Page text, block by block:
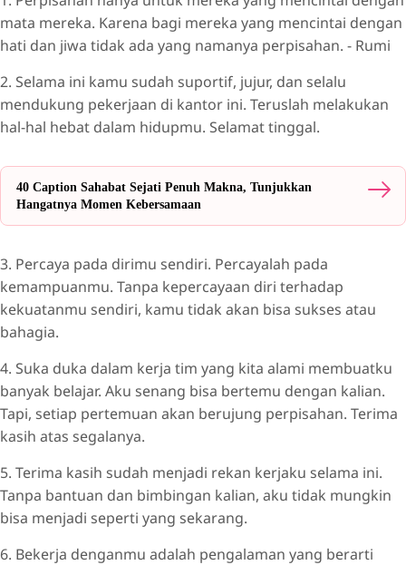
mata mereka. Karena bagi mereka yang mencintai dengan
hati dan jiwa tidak ada yang namanya perpisahan. - Rumi
2. Selama ini kamu sudah suportif, jujur, dan selalu
mendukung pekerjaan di kantor ini. Teruslah melakukan
hal-hal hebat dalam hidupmu. Selamat tinggal.
40 Caption Sahabat Sejati Penuh Makna, Tunjukkan
Hangatnya Momen Kebersamaan
3. Percaya pada dirimu sendiri. Percayalah pada
kemampuanmu. Tanpa kepercayaan diri terhadap
kekuatanmu sendiri, kamu tidak akan bisa sukses atau
bahagia.
4. Suka duka dalam kerja tim yang kita alami membuatku
banyak belajar. Aku senang bisa bertemu dengan kalian.
Tapi, setiap pertemuan akan berujung perpisahan. Terima
kasih atas segalanya.
5. Terima kasih sudah menjadi rekan kerjaku selama ini.
Tanpa bantuan dan bimbingan kalian, aku tidak mungkin
bisa menjadi seperti yang sekarang.
6. Bekerja denganmu adalah pengalaman yang berarti